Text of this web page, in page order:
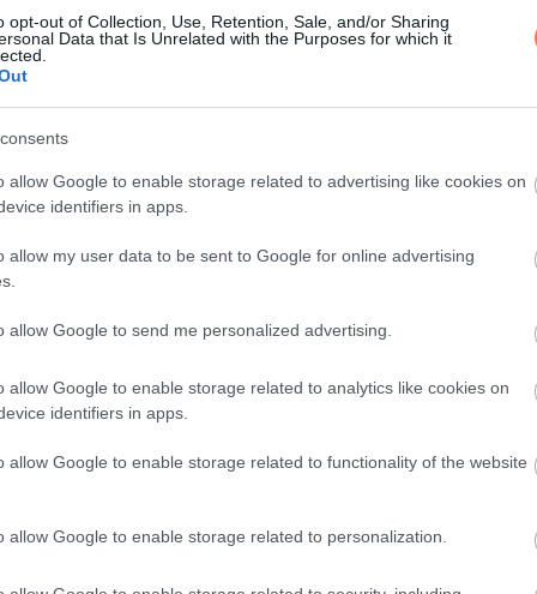
opt-out of Collection, Use, Retention, Sale, and/or Sharing
Data that Is Unrelated with the Purposes for which it
allow Google to enable storage related to advertising like cookies on
identifiers in apps.
allow my user data to be sent to Google for online advertising
allow Google to send me personalized advertising.
allow Google to enable storage related to analytics like cookies on
identifiers in apps.
allow Google to enable storage related to functionality of the website
allow Google to enable storage related to personalization.
a hét végén légy figyelmes. Bármibe is menj
és az előre nem látható extra költségekre is.
változtass olyan irányban, ahol kiaknázhatod a
vizsgáld felül életcéljaidat. Egy életmódbeli változtatás
amíg nem kapsz kielégítő választ. Az kimenetel
akik kötődni tudnak hozzád. A támogatás, amiben
a hét elején. Valaki felhasználhatja ellened mindazt, amit
terjeng a levegőben. Vegyél részt egy olyan
tudhatsz meg, amelyek személyes változtatásokra
akar feltüntetni.